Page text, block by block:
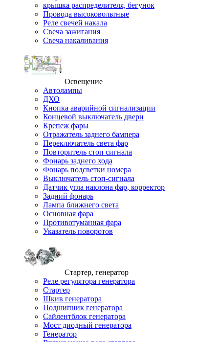
крышка распределителя, бегунок
Провода высоковольтные
Реле свечей накала
Свеча зажигания
Свеча накаливания
Освещение
Автолампы
ДХО
Кнопка аварийной сигнализации
Концевой выключатель двери
Крепеж фары
Отражатель заднего бампера
Переключатель света фар
Повторитель стоп сигнала
Фонарь заднего хода
Фонарь подсветки номера
Выключатель стоп-сигнала
Датчик угла наклона фар, корректор
Задний фонарь
Лампа ближнего света
Основная фара
Противотуманная фара
Указатель поворотов
Стартер, генератор
Реле регулятора генератора
Стартер
Шкив генератора
Подшипник генератора
Сайлентблок генератора
Мост диодный генератора
Генератор